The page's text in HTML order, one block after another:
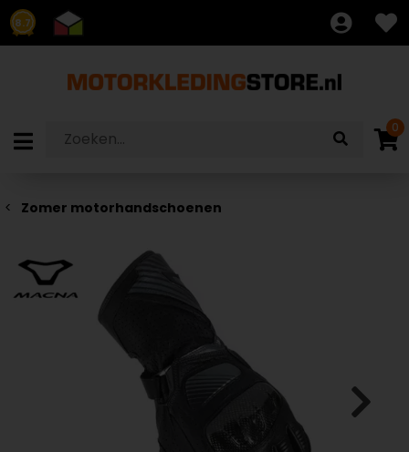
8.7
0
Zomer motorhandschoenen